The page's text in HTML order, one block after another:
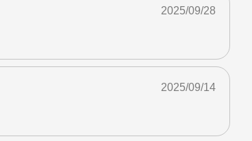
2025/09/28
2025/09/14